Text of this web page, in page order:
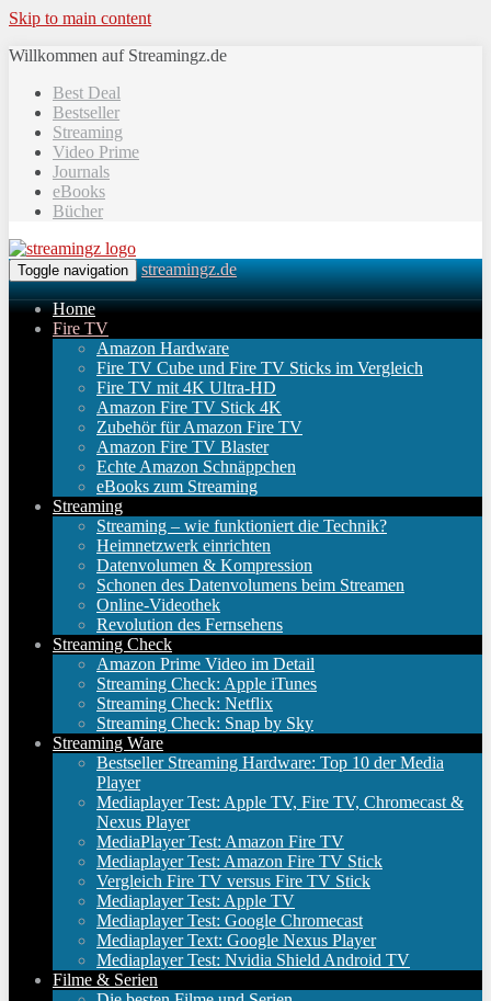
Skip to main content
Willkommen auf Streamingz.de
Best Deal
Bestseller
Streaming
Video Prime
Journals
eBooks
Bücher
Toggle navigation streamingz.de
Home
Fire TV
Amazon Hardware
Fire TV Cube und Fire TV Sticks im Vergleich
Fire TV mit 4K Ultra-HD
Amazon Fire TV Stick 4K
Zubehör für Amazon Fire TV
Amazon Fire TV Blaster
Echte Amazon Schnäppchen
eBooks zum Streaming
Streaming
Streaming – wie funktioniert die Technik?
Heimnetzwerk einrichten
Datenvolumen & Kompression
Schonen des Datenvolumens beim Streamen
Online-Videothek
Revolution des Fernsehens
Streaming Check
Amazon Prime Video im Detail
Streaming Check: Apple iTunes
Streaming Check: Netflix
Streaming Check: Snap by Sky
Streaming Ware
Bestseller Streaming Hardware: Top 10 der Media
Player
Mediaplayer Test: Apple TV, Fire TV, Chromecast &
Nexus Player
MediaPlayer Test: Amazon Fire TV
Mediaplayer Test: Amazon Fire TV Stick
Vergleich Fire TV versus Fire TV Stick
Mediaplayer Test: Apple TV
Mediaplayer Test: Google Chromecast
Mediaplayer Text: Google Nexus Player
Mediaplayer Test: Nvidia Shield Android TV
Filme & Serien